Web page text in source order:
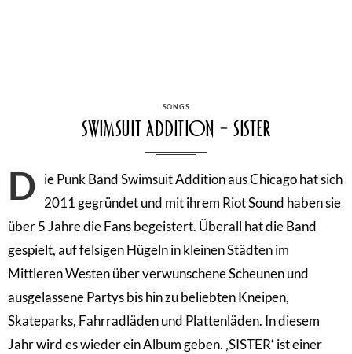
CATEGORIES
SONGS
Swimsuit Addition – SISTER
D ie Punk Band Swimsuit Addition aus Chicago hat sich
2011 gegründet und mit ihrem Riot Sound haben sie
über 5 Jahre die Fans begeistert. Überall hat die Band
gespielt, auf felsigen Hügeln in kleinen Städten im
Mittleren Westen über verwunschene Scheunen und
ausgelassene Partys bis hin zu beliebten Kneipen,
Skateparks, Fahrradläden und Plattenläden. In diesem
Jahr wird es wieder ein Album geben. ‚SISTER‘ ist einer